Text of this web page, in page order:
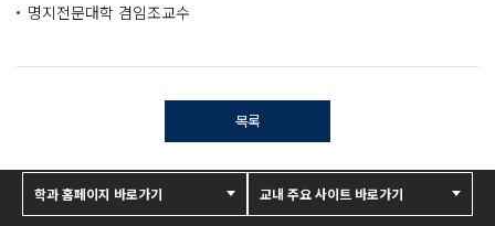
명지전문대학 겸임조교수
목록
학과 홈페이지 바로가기 교내 주요 사이트 바로가기